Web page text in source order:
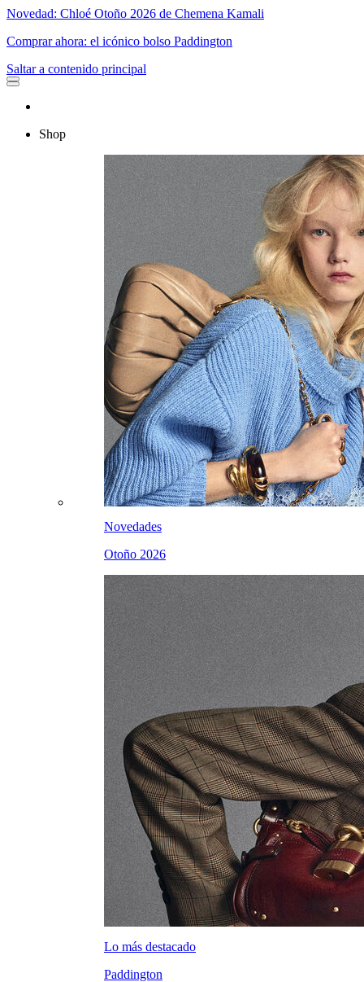
Novedad: Chloé Otoño 2026 de Chemena Kamali
Comprar ahora: el icónico bolso Paddington
Saltar a contenido principal
Shop
Novedades
Otoño 2026
Lo más destacado
Paddington